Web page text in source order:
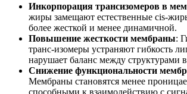
Инкорпорация трансизомеров в
жиры замещают естественные cis-
более жесткой и менее динамичной.
Повышение жесткости мембраны:
транс-изомеры устраняют гибкость
нарушает баланс между структурами
Снижение функциональности
Мембраны становятся менее
способными к взаимодействию с